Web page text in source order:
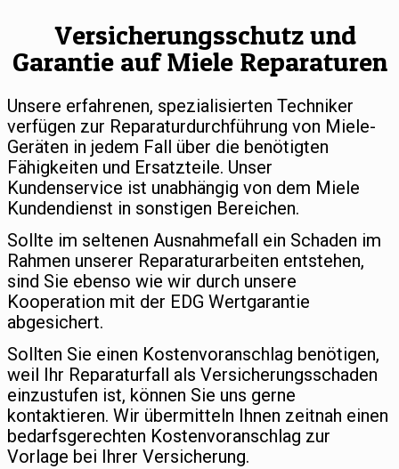
Versicherungsschutz und
Garantie auf Miele Reparaturen
Unsere erfahrenen, spezialisierten Techniker
verfügen zur Reparaturdurchführung von Miele-
Geräten in jedem Fall über die benötigten
Fähigkeiten und Ersatzteile. Unser
Kundenservice ist unabhängig von dem Miele
Kundendienst in sonstigen Bereichen.
Sollte im seltenen Ausnahmefall ein Schaden im
Rahmen unserer Reparaturarbeiten entstehen,
sind Sie ebenso wie wir durch unsere
Kooperation mit der EDG Wertgarantie
abgesichert.
Sollten Sie einen Kostenvoranschlag benötigen,
weil Ihr Reparaturfall als Versicherungsschaden
einzustufen ist, können Sie uns gerne
kontaktieren. Wir übermitteln Ihnen zeitnah einen
bedarfsgerechten Kostenvoranschlag zur
Vorlage bei Ihrer Versicherung.